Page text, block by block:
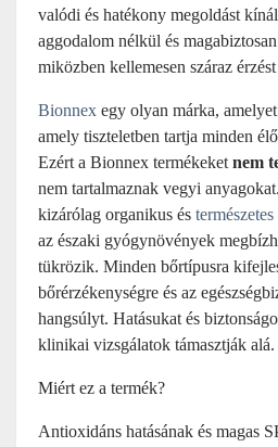
valódi és hatékony megoldást
aggodalom nélkül és
miközben kellemesen száraz
Bionnex egy olyan márka,
amely tiszteletben tartja minden
Ezért a Bionnex termékeket nem
nem tartalmaznak vegyi
kizárólag organikus és
az északi gyógynövények
tükrözik. Minden bőrtípusra
bőrérzékenységre és az
hangsúlyt. Hatásukat és
klinikai vizsgálatok támasztják alá.
Miért ez a termék?
Antioxidáns hatásának és magas